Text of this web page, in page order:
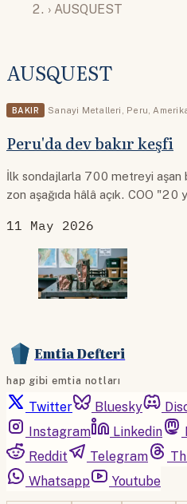
› AUSQUEST
AUSQUEST
BAKIR Sanayi Metalleri , Peru,
Peru'da dev bakır keşfi
İlk sondajlarla 700 metreyi aşan
zon aşağıda hâlâ açık. COO "20
11 May 2026
Emtia Defteri
hap gibi emtia notları
Twitter Bluesky
Instagram
Linkedin
Reddit
Telegram
Whatsapp
Youtube